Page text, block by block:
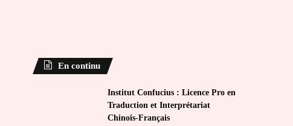
En continu
Institut Confucius : Licence Pro en
Traduction et Interprétariat
Chinois-Français